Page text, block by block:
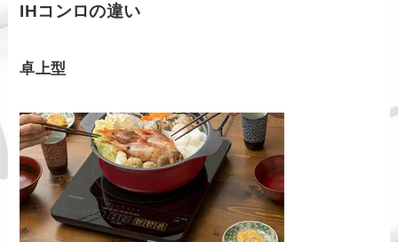
IHコンロの違い
卓上型